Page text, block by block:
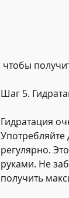
чтобы
Шаг 5.
Гидратация
Употребляйте
регулярно.
руками. Не
получить